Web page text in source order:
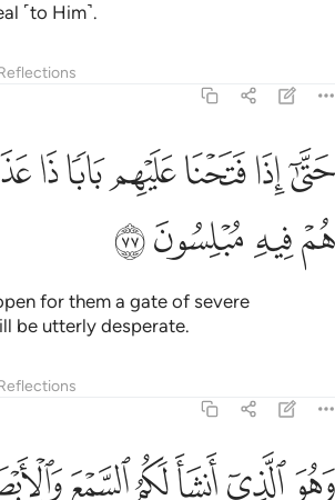
˹to Him˺.
حتى اذا فتحنا عليهم بابا ذا عذاب شديد اذا هم
حَتَّىٰٓ إِذَا فَتَحْنَا عَلَيْهِم بَابًۭا ذَا عَذَابٍۢ شَدِيدٍ إِذَا
ﱗﱘﱙﱚﱛﱜ
ﱠﱡﱢﱣ
for them a gate of severe
be utterly desperate.
وهو الذي انشا لكم السمع والابصار والافيدة
وَهُوَ ٱلَّذِىٓ أَنشَأَ لَكُمُ ٱلسَّمْعَ وَٱلْأَبْصَـٰرَ
ﱤﱥﱦﱧﱨ